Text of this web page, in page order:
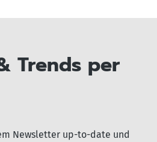
Trends per
Newsletter up-to-date und